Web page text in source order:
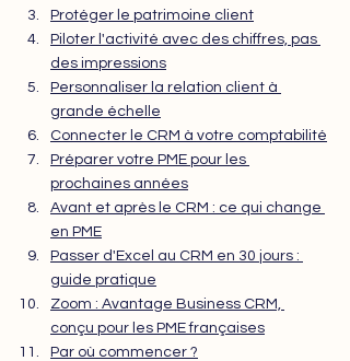
Protéger le patrimoine client
Piloter l'activité avec des chiffres, pas
des impressions
Personnaliser la relation client à
grande échelle
Connecter le CRM à votre comptabilité
Préparer votre PME pour les
prochaines années
Avant et après le CRM : ce qui change
en PME
Passer d'Excel au CRM en 30 jours :
guide pratique
Zoom : Avantage Business CRM,
conçu pour les PME françaises
Par où commencer ?